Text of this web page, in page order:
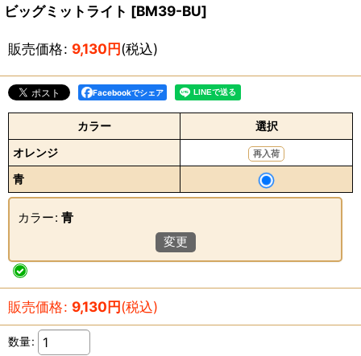
ビッグミットライト [BM39-BU]
販売価格: 9,130円(税込)
Facebookでシェア
カラー
選択
オレンジ
再入荷
青
カラー: 青
変更
販売価格: 9,130円(税込)
数量: